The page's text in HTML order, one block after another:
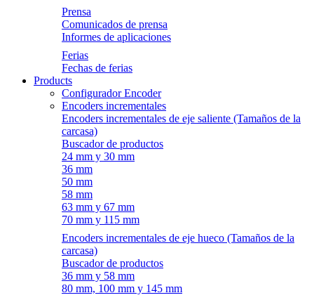
Prensa
Comunicados de prensa
Informes de aplicaciones
Ferias
Fechas de ferias
Products
Configurador Encoder
Encoders incrementales
Encoders incrementales de eje saliente (Tamaños de la
carcasa)
Buscador de productos
24 mm y 30 mm
36 mm
50 mm
58 mm
63 mm y 67 mm
70 mm y 115 mm
Encoders incrementales de eje hueco (Tamaños de la
carcasa)
Buscador de productos
36 mm y 58 mm
80 mm, 100 mm y 145 mm